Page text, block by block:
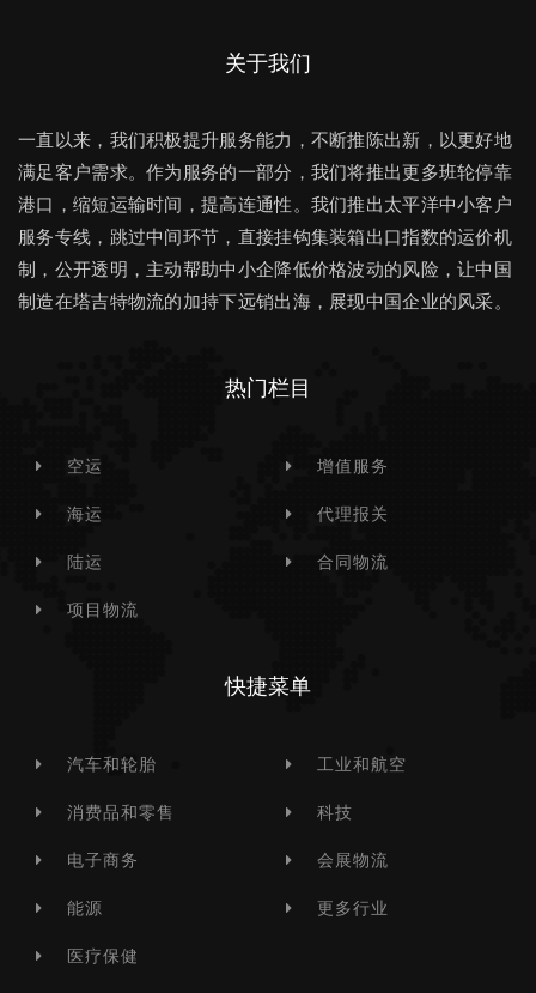
关于我们
一直以来，我们积极提升服务能力，不断推陈出新，以更好地
满足客户需求。作为服务的一部分，我们将推出更多班轮停靠
港口，缩短运输时间，提高连通性。我们推出太平洋中小客户
服务专线，跳过中间环节，直接挂钩集装箱出口指数的运价机
制，公开透明，主动帮助中小企降低价格波动的风险，让中国
制造在塔吉特物流的加持下远销出海，展现中国企业的风采。
热门栏目
空运
海运
陆运
项目物流
增值服务
代理报关
合同物流
快捷菜单
汽车和轮胎
消费品和零售
电子商务
能源
医疗保健
工业和航空
科技
会展物流
更多行业